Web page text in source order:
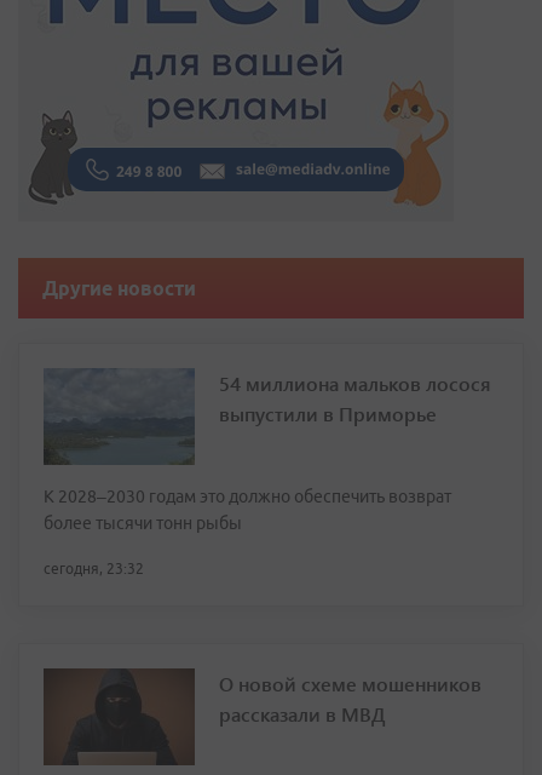
Другие новости
54 миллиона мальков лосося
выпустили в Приморье
К 2028–2030 годам это должно обеспечить возврат
более тысячи тонн рыбы
сегодня, 23:32
О новой схеме мошенников
рассказали в МВД